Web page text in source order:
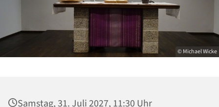
© Michael Wicke
Samstag, 31. Juli 2027, 11:30 Uhr